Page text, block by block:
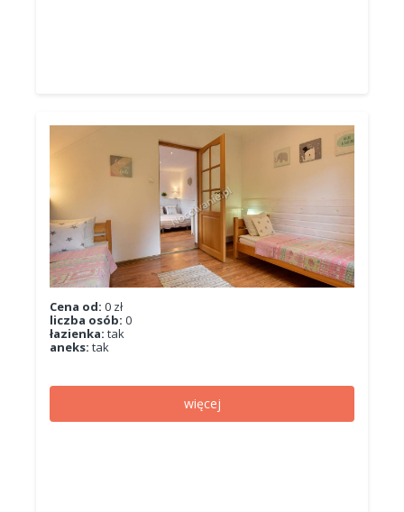
Cena od: 0 zł
liczba osób: 0
łazienka: tak
aneks: tak
więcej